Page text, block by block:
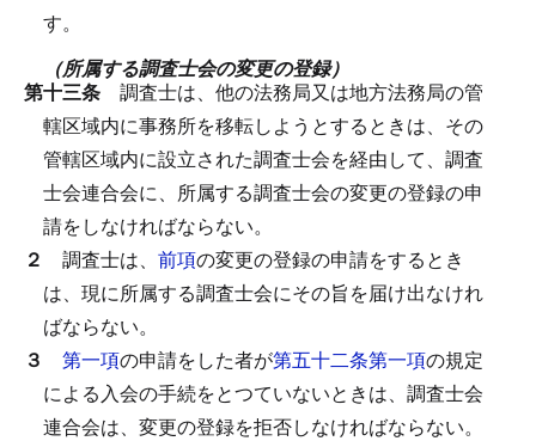
す。
（所属する調査士会の変更の登録）
第十三条 調査士は、他の法務局又は地方法務局の管
轄区域内に事務所を移転しようとするときは、その
管轄区域内に設立された調査士会を経由して、調査
士会連合会に、所属する調査士会の変更の登録の申
請をしなければならない。
２ 調査士は、 前項の変更の登録の申請をするとき
は、現に所属する調査士会にその旨を届け出なけれ
ばならない。
３ 第一項の申請をした者が第五十二条第一項の規定
による入会の手続をとつていないときは、調査士会
連合会は、変更の登録を拒否しなければならない。